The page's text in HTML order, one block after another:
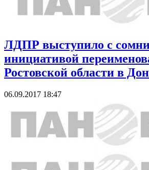
ЛДПР выступило с
инициативой
Ростовской области в
06.09.2017 18:47